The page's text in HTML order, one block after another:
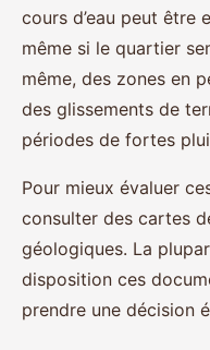
cours d’eau peut être
même si le quartier
même, des zones en
des glissements de
périodes de fortes
Pour mieux évaluer
consulter des cartes
géologiques. La
disposition ces
prendre une décision